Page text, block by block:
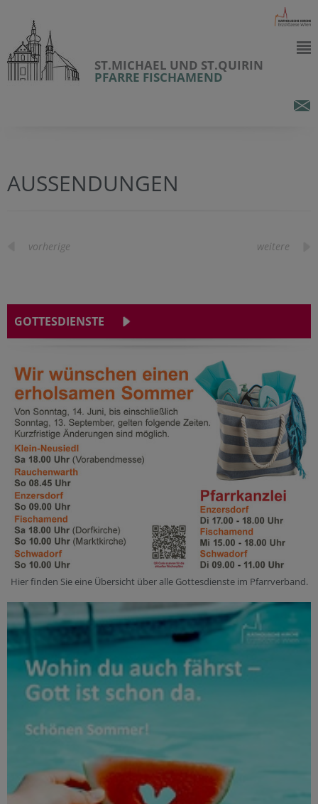
ST.MICHAEL UND ST.QUIRIN
PFARRE FISCHAMEND
AUSSENDUNGEN
vorherige weitere
GOTTESDIENSTE
Hier finden Sie eine Übersicht über alle Gottesdienste im Pfarrverband.